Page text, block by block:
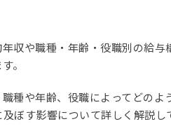
収や職種・年齢・役職別の給与
。
種や年齢、役職によってどのよ
ぼす影響について詳しく解説し